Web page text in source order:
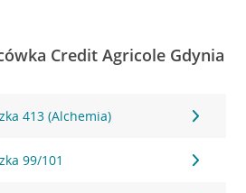
Credit Agricole Gdynia
413 (Alchemia)
99/101